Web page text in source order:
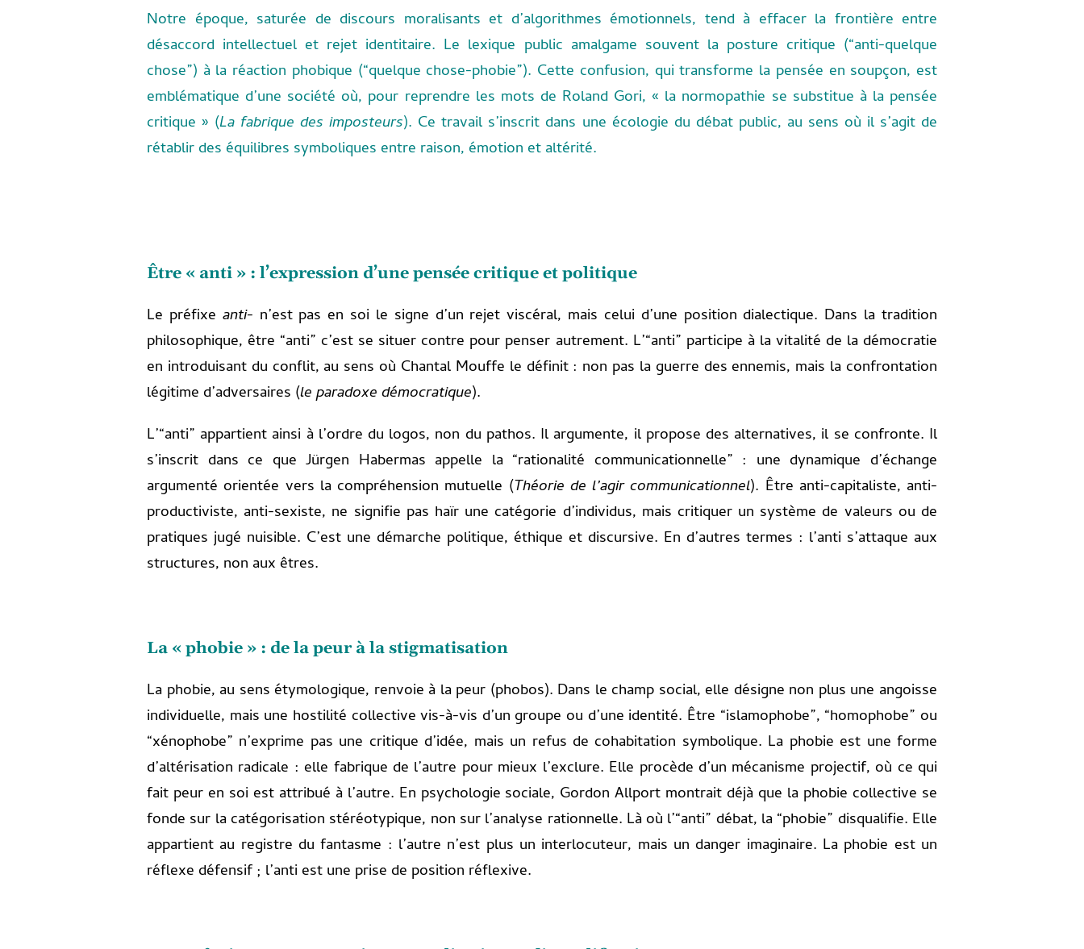
Notre époque, saturée de discours moralisants et d’algorithmes émotionnels, tend à effacer la frontière entre
désaccord intellectuel et rejet identitaire. Le lexique public amalgame souvent la posture critique (“anti-quelque
chose”) à la réaction phobique (“quelque chose-phobie”). Cette confusion, qui transforme la pensée en soupçon, est
emblématique d’une société où, pour reprendre les mots de Roland Gori, « la normopathie se substitue à la pensée
critique » (La fabrique des imposteurs). Ce travail s’inscrit dans une écologie du débat public, au sens où il s’agit de
rétablir des équilibres symboliques entre raison, émotion et altérité.
Être « anti » : l’expression d’une pensée critique et politique
Le préfixe anti- n’est pas en soi le signe d’un rejet viscéral, mais celui d’une position dialectique. Dans la tradition
philosophique, être “anti” c’est se situer contre pour penser autrement. L’“anti” participe à la vitalité de la démocratie
en introduisant du conflit, au sens où Chantal Mouffe le définit : non pas la guerre des ennemis, mais la confrontation
légitime d’adversaires (le paradoxe démocratique).
L’“anti” appartient ainsi à l’ordre du logos, non du pathos. Il argumente, il propose des alternatives, il se confronte. Il
s’inscrit dans ce que Jürgen Habermas appelle la “rationalité communicationnelle” : une dynamique d’échange
argumenté orientée vers la compréhension mutuelle (Théorie de l’agir communicationnel). Être anti-capitaliste, anti-
productiviste, anti-sexiste, ne signifie pas haïr une catégorie d’individus, mais critiquer un système de valeurs ou de
pratiques jugé nuisible. C’est une démarche politique, éthique et discursive. En d’autres termes : l’anti s’attaque aux
structures, non aux êtres.
La « phobie » : de la peur à la stigmatisation
La phobie, au sens étymologique, renvoie à la peur (phobos). Dans le champ social, elle désigne non plus une angoisse
individuelle, mais une hostilité collective vis-à-vis d’un groupe ou d’une identité. Être “islamophobe”, “homophobe” ou
“xénophobe” n’exprime pas une critique d’idée, mais un refus de cohabitation symbolique. La phobie est une forme
d’altérisation radicale : elle fabrique de l’autre pour mieux l’exclure. Elle procède d’un mécanisme projectif, où ce qui
fait peur en soi est attribué à l’autre. En psychologie sociale, Gordon Allport montrait déjà que la phobie collective se
fonde sur la catégorisation stéréotypique, non sur l’analyse rationnelle. Là où l’“anti” débat, la “phobie” disqualifie. Elle
appartient au registre du fantasme : l’autre n’est plus un interlocuteur, mais un danger imaginaire. La phobie est un
réflexe défensif ; l’anti est une prise de position réflexive.